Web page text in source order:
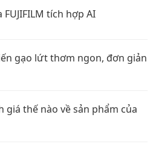
tích hợp AI
gạo lứt thơm ngon, đơn giản
giá thế nào về sản phẩm của